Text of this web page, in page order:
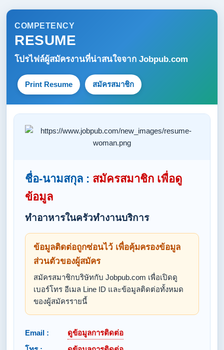
COMPETENCY
RESUME
โปรไฟล์ผู้สมัครงานที่น่าสนใจจาก Jobpub.com
Print Resume สมัครสมาชิก
ชื่อ-นามสกุล : สมัครสมาชิก เพื่อดู
ข้อมูล
ทำอาหารในครัวทำงานบริการ
ข้อมูลติดต่อถูกซ่อนไว้ เพื่อคุ้มครองข้อมูล
ส่วนตัวของผู้สมัคร
สมัครสมาชิกบริษัทกับ Jobpub.com เพื่อเปิดดู
เบอร์โทร อีเมล Line ID และข้อมูลติดต่อทั้งหมด
ของผู้สมัครรายนี้
Email :
ดูข้อมูลการติดต่อ